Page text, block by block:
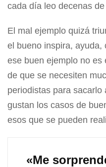
cada día leo decenas
El mal ejemplo quizá
el bueno inspira, ayuda,
ese buen ejemplo no es
de que se necesiten
periodistas para sacarlo
gustan los casos de
esos que se pueden
«Me